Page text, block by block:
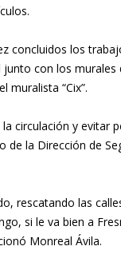
concluidos los
junto con los murales
muralista “Cix”.
circulación y evitar
de la Dirección de
rescatando las
si le va bien a
Monreal Ávila.